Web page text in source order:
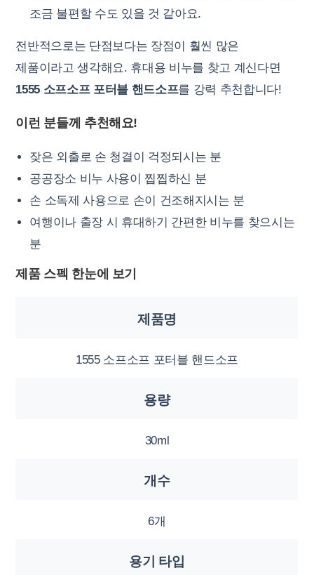
조금 불편할 수도 있을 것 같아요.
전반적으로는 단점보다는 장점이 훨씬 많은
제품이라고 생각해요. 휴대용 비누를 찾고 계신다면
1555 소프소프 포터블 핸드소프를 강력 추천합니다!
이런 분들께 추천해요!
잦은 외출로 손 청결이 걱정되시는 분
공공장소 비누 사용이 찝찝하신 분
손 소독제 사용으로 손이 건조해지시는 분
여행이나 출장 시 휴대하기 간편한 비누를 찾으시는
분
제품 스펙 한눈에 보기
제품명
1555 소프소프 포터블 핸드소프
용량
30ml
개수
6개
용기 타입